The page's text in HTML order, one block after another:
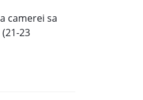
camerei sa
23